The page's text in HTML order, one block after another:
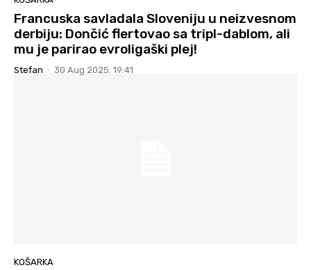
Francuska savladala Sloveniju u neizvesnom
derbiju: Dončić flertovao sa tripl-dablom, ali
mu je parirao evroligaški plej!
Stefan - 30 Aug 2025. 19:41
KOŠARKA